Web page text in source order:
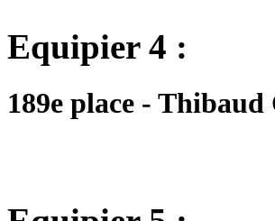
Equipier 4 :
189e place -